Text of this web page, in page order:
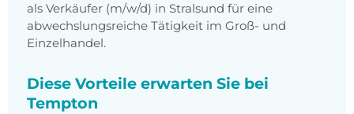
als Verkäufer (m/w/d) in Stralsund für eine
abwechslungsreiche Tätigkeit im Groß- und
Einzelhandel.
Diese Vorteile erwarten Sie bei
Tempton